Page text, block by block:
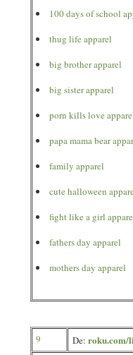
100 days of school
thug life apparel
big brother apparel
big sister apparel
porn kills love
papa mama bear
family apparel
cute halloween
fight like a girl
fathers day apparel
mothers day apparel
9 De: roku.com/